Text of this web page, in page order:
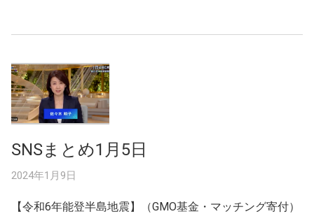
SNSまとめ1月5日
2024年1月9日
【令和6年能登半島地震】（GMO基金・マッチング寄付）